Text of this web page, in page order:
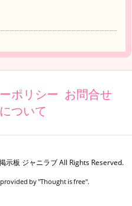
ポリシー お問合せ
ついて
示板 ジャニラブAll Rights Reserved.
by "Thought is free".